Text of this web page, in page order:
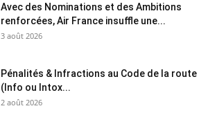
Avec des Nominations et des Ambitions
renforcées, Air France insuffle une...
3 août 2026
Pénalités & Infractions au Code de la route
(Info ou Intox...
2 août 2026